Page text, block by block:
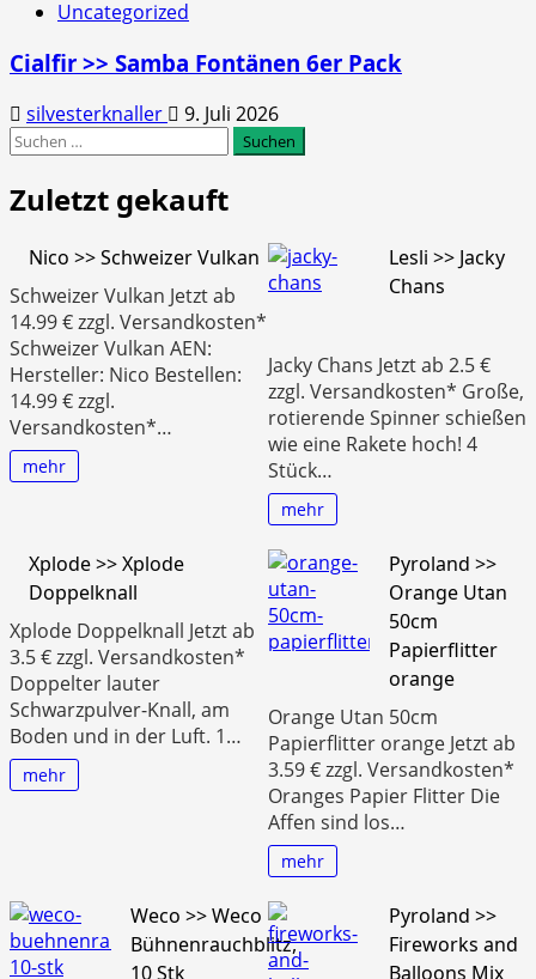
Uncategorized
Cialfir >> Samba Fontänen 6er Pack
silvesterknaller
9. Juli 2026
Suchen
Zuletzt gekauft
Nico >> Schweizer Vulkan
Schweizer Vulkan Jetzt ab
14.99 € zzgl. Versandkosten*
Schweizer Vulkan AEN:
Hersteller: Nico Bestellen:
14.99 € zzgl.
Versandkosten*…
mehr
Lesli >> Jacky
Chans
Jacky Chans Jetzt ab 2.5 €
zzgl. Versandkosten* Große,
rotierende Spinner schießen
wie eine Rakete hoch! 4
Stück…
mehr
Xplode >> Xplode
Doppelknall
Xplode Doppelknall Jetzt ab
3.5 € zzgl. Versandkosten*
Doppelter lauter
Schwarzpulver-Knall, am
Boden und in der Luft. 1…
mehr
Pyroland >>
Orange Utan
50cm
Papierflitter
orange
Orange Utan 50cm
Papierflitter orange Jetzt ab
3.59 € zzgl. Versandkosten*
Oranges Papier Flitter Die
Affen sind los…
mehr
Weco >> Weco
Bühnenrauchblitz,
10 Stk
Pyroland >>
Fireworks and
Balloons Mix